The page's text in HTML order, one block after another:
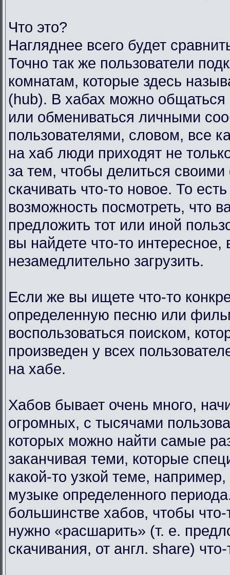
Что это?
Нагляднее всего будет
Точно так же пользователи
комнатам, которые здесь
(hub). В хабах можно
или обмениваться личными
пользователями, словом, все
на хаб люди приходят не
за тем, чтобы делиться
скачивать что-то новое. То
возможность посмотреть, что
предложить тот или иной
вы найдете что-то интересное,
незамедлительно загрузить.
Если же вы ищете что-то
определенную песню или
воспользоваться поиском,
произведен у всех
на хабе.
Хабов бывает очень много,
огромных, с тысячами
которых можно найти самые
заканчивая теми, которые
какой-то узкой теме, например,
музыке определенного
большинстве хабов, чтобы что-
нужно «расшарить» (т. е.
скачивания, от англ. share)